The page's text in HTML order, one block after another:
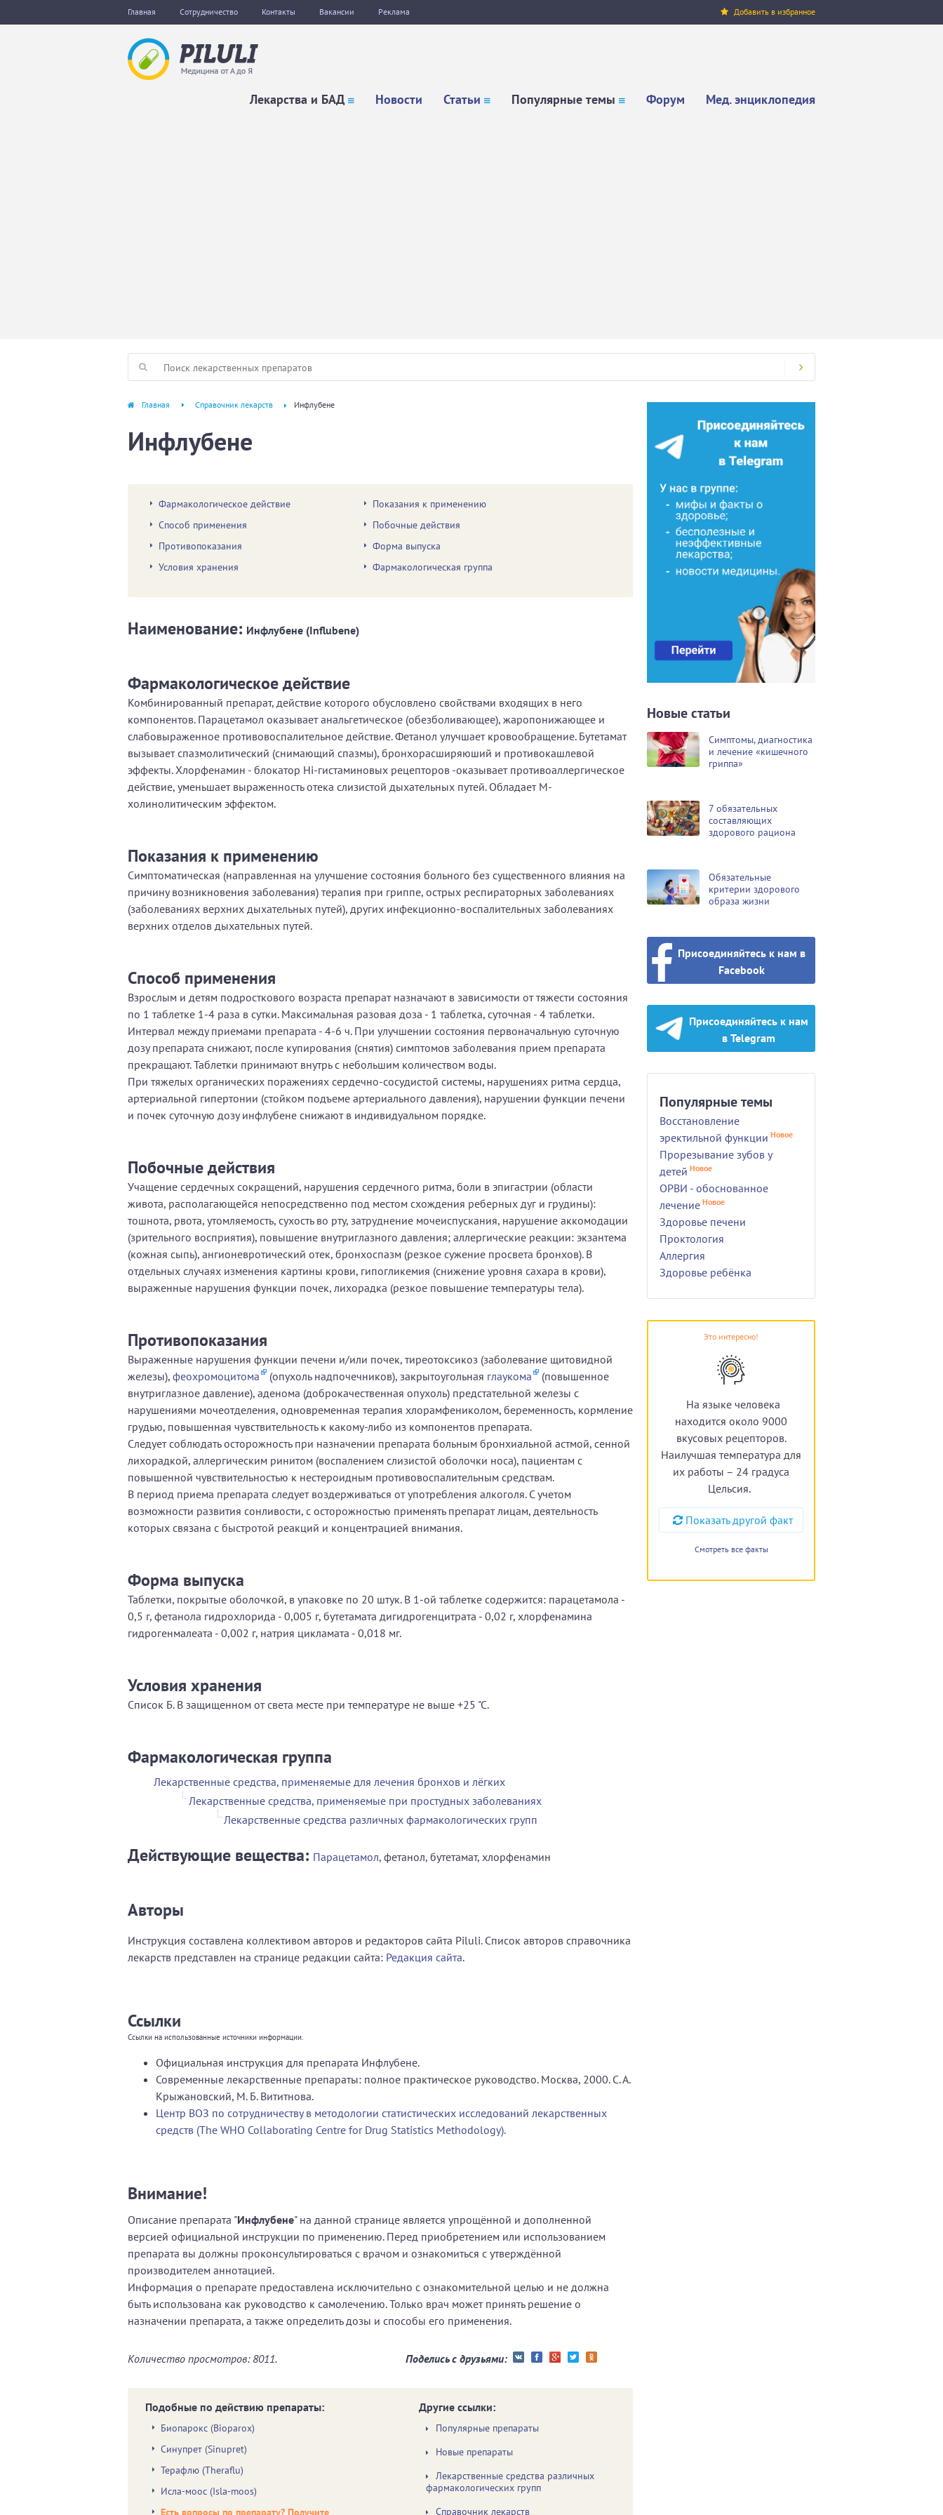
Главная Сотрудничество Контакты Вакансии Реклама Добавить в избранное
Лекарства и БАД Новости Статьи Популярные темы Форум Мед. энциклопедия
Главная Справочник лекарств Инфлубене
Инфлубене
Фармакологическое действие
Показания к применению
Способ применения
Побочные действия
Противопоказания
Форма выпуска
Условия хранения
Фармакологическая группа
Наименование: Инфлубене (Influbene)
Фармакологическое действие
Комбинированный препарат, действие которого обусловлено свойствами входящих в него
компонентов. Парацетамол оказывает анальгетическое (обезболивающее), жаропонижающее и
слабовыраженное противовоспалительное действие. Фетанол улучшает кровообращение. Бутетамат
вызывает спазмолитический (снимающий спазмы), бронхорасширяюший и противокашлевой
эффекты. Хлорфенамин - блокатор Hi-гистаминовых рецепторов -оказывает противоаллергическое
действие, уменьшает выраженность отека слизистой дыхательных путей. Обладает М-
холинолитическим эффектом.
Показания к применению
Симптоматическая (направленная на улучшение состояния больного без существенного влияния на
причину возникновения заболевания) терапия при гриппе, острых респираторных заболеваниях
(заболеваниях верхних дыхательных путей), других инфекционно-воспалительных заболеваниях
верхних отделов дыхательных путей.
Способ применения
Взрослым и детям подросткового возраста препарат назначают в зависимости от тяжести состояния
по 1 таблетке 1-4 раза в сутки. Максимальная разовая доза - 1 таблетка, суточная - 4 таблетки.
Интервал между приемами препарата - 4-6 ч. При улучшении состояния первоначальную суточную
дозу препарата снижают, после купирования (снятия) симптомов заболевания прием препарата
прекращают. Таблетки принимают внутрь с небольшим количеством воды.
При тяжелых органических поражениях сердечно-сосудистой системы, нарушениях ритма сердца,
артериальной гипертонии (стойком подъеме артериального давления), нарушении функции печени
и почек суточную дозу инфлубене снижают в индивидуальном порядке.
Побочные действия
Учащение сердечных сокращений, нарушения сердечного ритма, боли в эпигастрии (области
живота, располагающейся непосредственно под местом схождения реберных дуг и грудины):
тошнота, рвота, утомляемость, сухость во рту, затруднение мочеиспускания, нарушение аккомодации
(зрительного восприятия), повышение внутриглазного давления; аллергические реакции: экзантема
(кожная сыпь), ангионевротический отек, бронхоспазм (резкое сужение просвета бронхов). В
отдельных случаях изменения картины крови, гипогликемия (снижение уровня сахара в крови),
выраженные нарушения функции почек, лихорадка (резкое повышение температуры тела).
Противопоказания
Выраженные нарушения функции печени и/или почек, тиреотоксикоз (заболевание щитовидной
железы), феохромоцитома (опухоль надпочечников), закрытоугольная глаукома
(повышенное
внутриглазное давление), аденома (доброкачественная опухоль) предстательной железы с
нарушениями мочеотделения, одновременная терапия хлорамфениколом, беременность, кормление
грудью, повышенная чувствительность к какому-либо из компонентов препарата.
Следует соблюдать осторожность при назначении препарата больным бронхиальной астмой, сенной
лихорадкой, аллергическим ринитом (воспалением слизистой оболочки носа), пациентам с
повышенной чувствительностью к нестероидным противовоспалительным средствам.
В период приема препарата следует воздерживаться от употребления алкоголя. С учетом
возможности развития сонливости, с осторожностью применять препарат лицам, деятельность
которых связана с быстротой реакций и концентрацией внимания.
Форма выпуска
Таблетки, покрытые оболочкой, в упаковке по 20 штук. В 1-ой таблетке содержится: парацетамола -
0,5 г, фетанола гидрохлорида - 0,005 г, бутетамата дигидрогенцитрата - 0,02 г, хлорфенамина
гидрогенмалеата - 0,002 г, натрия цикламата - 0,018 мг.
Условия хранения
Список Б. В защищенном от света месте при температуре не выше +25 "С.
Фармакологическая группа
Лекарственные средства, применяемые для лечения бронхов и лёгких
Лекарственные средства, применяемые при простудных заболеваниях
Лекарственные средства различных фармакологических групп
Действующие вещества: Парацетамол, фетанол, бутетамат, хлорфенамин
Авторы
Инструкция составлена коллективом авторов и редакторов сайта Piluli. Список авторов справочника
лекарств представлен на странице редакции сайта: Редакция сайта.
Ссылки
Ссылки на использованные источники информации.
Официальная инструкция для препарата Инфлубене.
Современные лекарственные препараты: полное практическое руководство. Москва, 2000. С. А.
Крыжановский, М. Б. Вититнова.
Центр ВОЗ по сотрудничеству в методологии статистических исследований лекарственных
средств (The WHO Collaborating Centre for Drug Statistics Methodology).
Внимание!
Описание препарата "Инфлубене" на данной странице является упрощённой и дополненной
версией официальной инструкции по применению. Перед приобретением или использованием
препарата вы должны проконсультироваться с врачом и ознакомиться с утверждённой
производителем аннотацией.
Информация о препарате предоставлена исключительно с ознакомительной целью и не должна
быть использована как руководство к самолечению. Только врач может принять решение о
назначении препарата, а также определить дозы и способы его применения.
Поделись с друзьями:
Количество просмотров: 8011.
Подобные по действию препараты:
Биопарокс (Bioparox)
Синупрет (Sinupret)
Терафлю (Theraflu)
Исла-моос (Isla-moos)
Есть вопросы по препарату? Получите
Другие ссылки:
Популярные препараты
Новые препараты
Лекарственные средства различных
фармакологических групп
Справочник лекарств
Новые статьи
Симптомы, диагностика
и лечение «кишечного
гриппа»
7 обязательных
составляющих
здорового рациона
Обязательные
критерии здорового
образа жизни
Присоединяйтесь к нам в
Facebook
Присоединяйтесь к нам
в Telegram
Популярные темы
Восстановление
эректильной функции Новое
Прорезывание зубов у
детей Новое
ОРВИ - обоснованное
лечение Новое
Здоровье печени
Проктология
Аллергия
Здоровье ребёнка
Это интересно!
На языке человека
находится около 9000
вкусовых рецепторов.
Наилучшая температура для
их работы – 24 градуса
Цельсия.
Показать другой факт
Смотреть все факты